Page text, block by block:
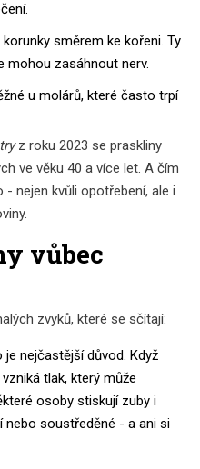
směrem ke kořeni. Ty
mohou zasáhnout nerv.
u molárů, které často trpí
z roku 2023 se praskliny
ve věku 40 a více let. A čím
nejen kvůli opotřebení, ale i
vůbec
zvyků, které se sčítají:
je nejčastější důvod. Když
tlak, který může
osoby stiskují zuby i
nebo soustředěné - a ani si